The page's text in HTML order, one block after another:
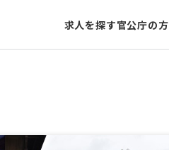
求人を探す官公庁の方